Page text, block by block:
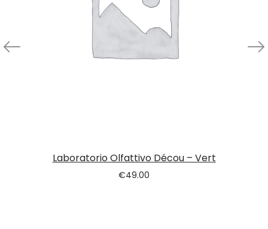
Laboratorio Olfattivo Décou – Vert
€49.00